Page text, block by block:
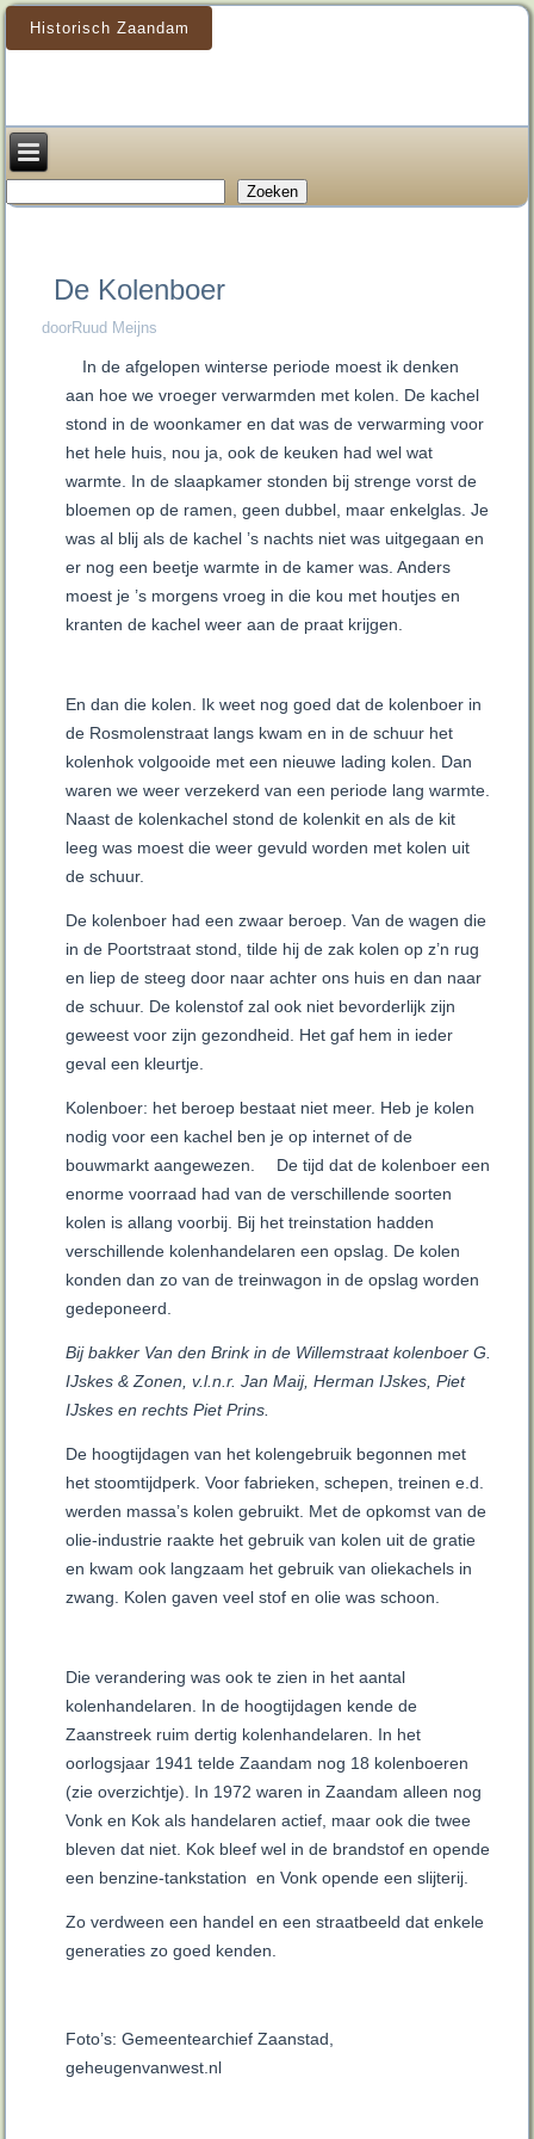
Historisch Zaandam
Zoeken
De Kolenboer
doorRuud Meijns
In de afgelopen winterse periode moest ik denken
aan hoe we vroeger verwarmden met kolen. De kachel
stond in de woonkamer en dat was de verwarming voor
het hele huis, nou ja, ook de keuken had wel wat
warmte. In de slaapkamer stonden bij strenge vorst de
bloemen op de ramen, geen dubbel, maar enkelglas. Je
was al blij als de kachel ’s nachts niet was uitgegaan en
er nog een beetje warmte in de kamer was. Anders
moest je ’s morgens vroeg in die kou met houtjes en
kranten de kachel weer aan de praat krijgen.
En dan die kolen. Ik weet nog goed dat de kolenboer in
de Rosmolenstraat langs kwam en in de schuur het
kolenhok volgooide met een nieuwe lading kolen. Dan
waren we weer verzekerd van een periode lang warmte.
Naast de kolenkachel stond de kolenkit en als de kit
leeg was moest die weer gevuld worden met kolen uit
de schuur.
De kolenboer had een zwaar beroep. Van de wagen die
in de Poortstraat stond, tilde hij de zak kolen op z’n rug
en liep de steeg door naar achter ons huis en dan naar
de schuur. De kolenstof zal ook niet bevorderlijk zijn
geweest voor zijn gezondheid. Het gaf hem in ieder
geval een kleurtje.
Kolenboer: het beroep bestaat niet meer. Heb je kolen
nodig voor een kachel ben je op internet of de
bouwmarkt aangewezen.
De tijd dat de kolenboer een
enorme voorraad had van de verschillende soorten
kolen is allang voorbij. Bij het treinstation hadden
verschillende kolenhandelaren een opslag. De kolen
konden dan zo van de treinwagon in de opslag worden
gedeponeerd.
Bij bakker Van den Brink in de Willemstraat kolenboer G.
IJskes & Zonen, v.l.n.r. Jan Maij, Herman IJskes, Piet
IJskes en rechts Piet Prins.
De hoogtijdagen van het kolengebruik begonnen met
het stoomtijdperk. Voor fabrieken, schepen, treinen e.d.
werden massa’s kolen gebruikt. Met de opkomst van de
olie-industrie raakte het gebruik van kolen uit de gratie
en kwam ook langzaam het gebruik van oliekachels in
zwang. Kolen gaven veel stof en olie was schoon.
Die verandering was ook te zien in het aantal
kolenhandelaren. In de hoogtijdagen kende de
Zaanstreek ruim dertig kolenhandelaren. In het
oorlogsjaar 1941 telde Zaandam nog 18 kolenboeren
(zie overzichtje). In 1972 waren in Zaandam alleen nog
Vonk en Kok als handelaren actief, maar ook die twee
bleven dat niet. Kok bleef wel in de brandstof en opende
een benzine-tankstation en Vonk opende een slijterij.
Zo verdween een handel en een straatbeeld dat enkele
generaties zo goed kenden.
Foto’s: Gemeentearchief Zaanstad,
geheugenvanwest.nl